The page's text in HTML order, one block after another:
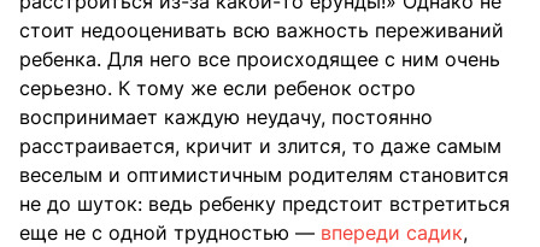
стоит недооценивать всю важность переживаний
ребенка. Для него все происходящее с ним очень
серьезно. К тому же если ребенок остро
воспринимает каждую неудачу, постоянно
расстраивается, кричит и злится, то даже самым
веселым и оптимистичным родителям становится
не до шуток: ведь ребенку предстоит встретиться
еще не с одной трудностью — впереди садик,